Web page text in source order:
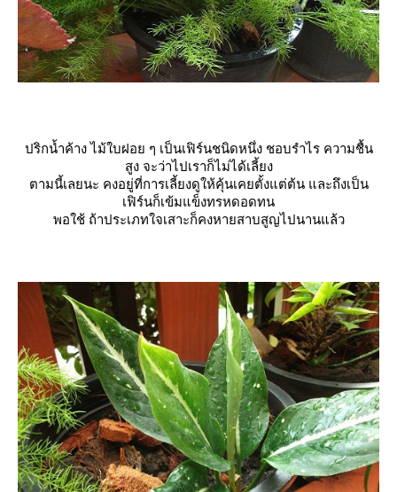
ปริกน้ำค้าง ไม้ใบฝอย ๆ เป็นเฟิร์นชนิดหนึ่ง ชอบรำไร ความชื้น
สูง จะว่าไปเราก็ไม่ได้เลี้ยง
ตามนี้เลยนะ คงอยู่ที่การเลี้ยงดูให้คุ้นเคยตั้งแต่ต้น และถึงเป็น
เฟิร์นก็เข้มแข็งทรหดอดทน
พอใช้ ถ้าประเภทใจเสาะก็คงหายสาบสูญไปนานแล้ว